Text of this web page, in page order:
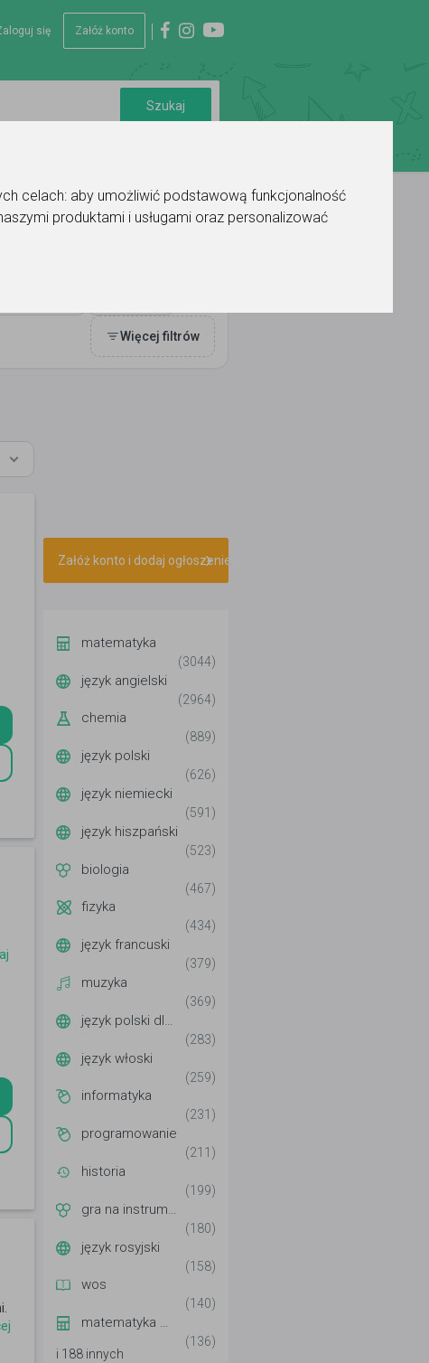
celach: aby umożliwić podstawową funkcjonalność
produktami i usługami oraz personalizować
się Załóż konto
Więcej filtrów
Załóż konto i dodaj ogłoszenie
matematyka
(3044)
język angielski
(2964)
chemia
(889)
język polski
(626)
język niemiecki
(591)
język hiszpański
(523)
biologia
(467)
fizyka
(434)
język francuski
(379)
muzyka
(369)
język polski dla cudzoziemców
(283)
język włoski
(259)
informatyka
(231)
programowanie
(211)
historia
(199)
gra na instrumentach
(180)
język rosyjski
(158)
wos
(140)
matematyka wyższa
(136)
i 188 innych